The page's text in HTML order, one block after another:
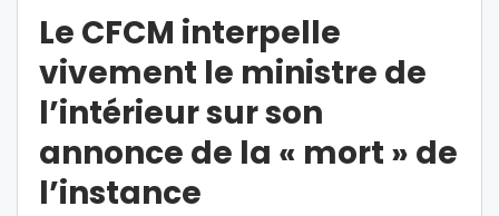
Le CFCM interpelle
vivement le ministre de
l’intérieur sur son
annonce de la « mort » de
l’instance